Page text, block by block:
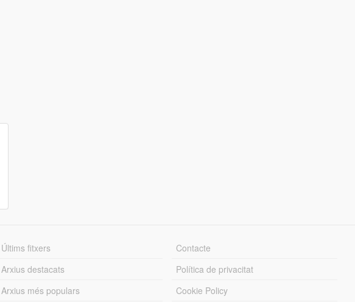
Últims fitxers
Arxius destacats
Arxius més populars
Contacte
Política de privacitat
Cookie Policy